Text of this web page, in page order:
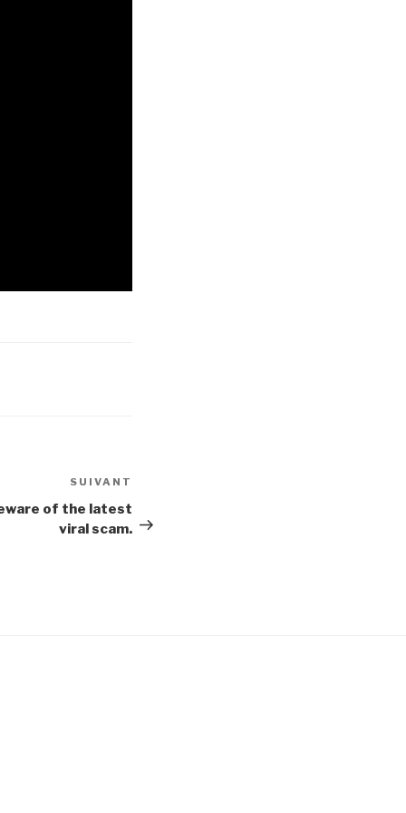
SUIVANT
of the latest
viral scam.